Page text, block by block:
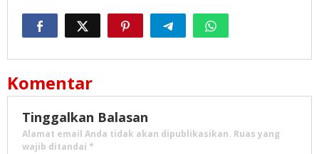
Komentar
Tinggalkan Balasan
Alamat email Anda tidak akan dipublikasikan. Ruas yang
wajib ditandai *